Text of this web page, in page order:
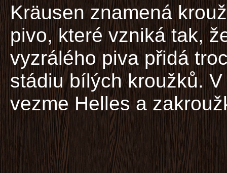
Kräusen znamená
pivo, které vzniká tak,
vyzrálého piva přidá
stádiu bílých kroužků.
vezme Helles a